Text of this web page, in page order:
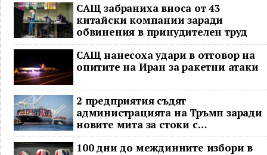
САЩ забраниха вноса от 43
китайски компании заради
обвинения в принудителен труд
САЩ нанесоха удари в отговор на
опитите на Иран за ракетни атаки
2 предприятия съдят
администрацията на Тръмп заради
новите мита за стоки с
принудителен труд
100 дни до междинните избори в